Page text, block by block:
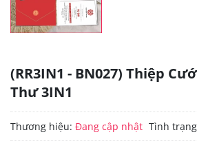
(RR3IN1 - BN027) Thiệp
Thư 3IN1
Thương hiệu: Đang cập nhật Tình